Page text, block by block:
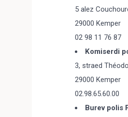
5 alez
29000 Kemper
02 98 11 76 87
Komiserdi
3, straed
29000 Kemper
02.98.65.60.00
Burev polis